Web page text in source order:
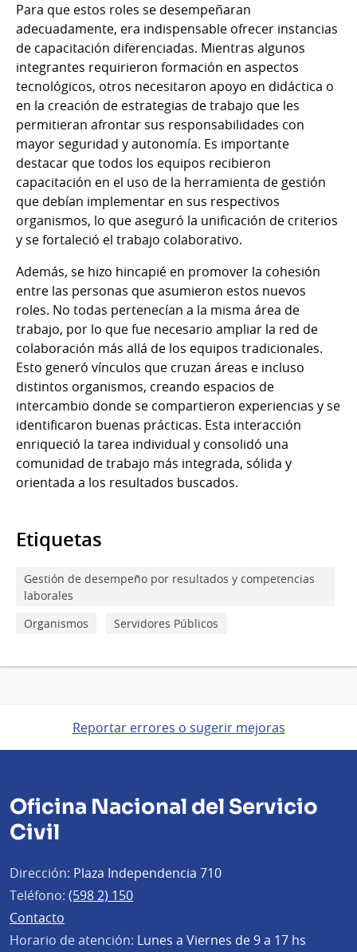
Para que estos roles se desempeñaran
adecuadamente, era indispensable ofrecer instancias
de capacitación diferenciadas. Mientras algunos
integrantes requirieron formación en aspectos
tecnológicos, otros necesitaron apoyo en didáctica o
en la creación de estrategias de trabajo que les
permitieran afrontar sus responsabilidades con
mayor seguridad y autonomía. Es importante
destacar que todos los equipos recibieron
capacitación en el uso de la herramienta de gestión
que debían implementar en sus respectivos
organismos, lo que aseguró la unificación de criterios
y se fortaleció el trabajo colaborativo.
Además, se hizo hincapié en promover la cohesión
entre las personas que asumieron estos nuevos
roles. No todas pertenecían a la misma área de
trabajo, por lo que fue necesario ampliar la red de
colaboración más allá de los equipos tradicionales.
Esto generó vínculos que cruzan áreas e incluso
distintos organismos, creando espacios de
intercambio donde se compartieron experiencias y se
identificaron buenas prácticas. Esta interacción
enriqueció la tarea individual y consolidó una
comunidad de trabajo más integrada, sólida y
orientada a los resultados buscados.
Etiquetas
Gestión de desempeño por resultados y competencias
laborales
Organismos
Servidores Públicos
Reportar errores o sugerir mejoras
Oficina Nacional del Servicio
Civil
Dirección: Plaza Independencia 710
Teléfono: (598 2) 150
Contacto
Horario de atención: Lunes a Viernes de 9 a 17 hs